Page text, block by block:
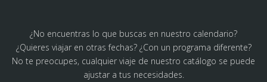
¿No encuentras lo que buscas en nuestro calendario?
¿Quieres viajar en otras fechas? ¿Con un programa diferente?
No te preocupes, cualquier viaje de nuestro catálogo se puede
ajustar a tus necesidades.